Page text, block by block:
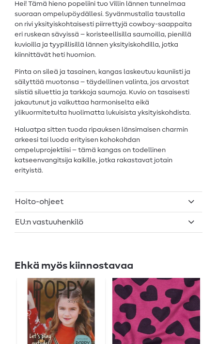
Hei! Tämä hieno popeliini tuo Villin lännen tunnelmaa
suoraan ompelupöydällesi. Syvänmustalla taustalla
on rivi yksityiskohtaisesti piirrettyjä cowboy-saappaita
eri ruskean sävyissä – koristeellisilla saumoilla, pienillä
kuvioilla ja tyypillisillä lännen yksityiskohdilla, jotka
kiinnittävät heti huomion.
Pinta on sileä ja tasainen, kangas laskeutuu kauniisti ja
säilyttää muotonsa – täydellinen valinta, jos arvostat
siistiä siluettia ja tarkkoja saumoja. Kuvio on tasaisesti
jakautunut ja vaikuttaa harmoniselta eikä
ylikuormitetulta huolimatta lukuisista yksityiskohdista.
Haluatpa sitten tuoda ripauksen länsimaisen charmin
arkeesi tai luoda erityisen kohokohdan
ompeluprojektiisi – tämä kangas on todellinen
katseenvangitsija kaikille, jotka rakastavat jotain
erityistä.
Hoito-ohjeet
EU:n vastuuhenkilö
Ehkä myös kiinnostavaa